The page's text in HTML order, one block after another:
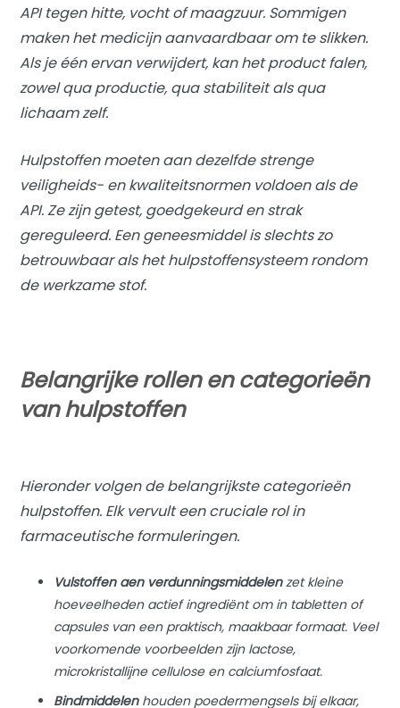
API tegen hitte, vocht of maagzuur. Sommigen
maken het medicijn aanvaardbaar om te slikken.
Als je één ervan verwijdert, kan het product falen,
zowel qua productie, qua stabiliteit als qua
lichaam zelf.
Hulpstoffen moeten aan dezelfde strenge
veiligheids- en kwaliteitsnormen voldoen als de
API. Ze zijn getest, goedgekeurd en strak
gereguleerd. Een geneesmiddel is slechts zo
betrouwbaar als het hulpstoffensysteem rondom
de werkzame stof.
Belangrijke rollen en categorieën
van hulpstoffen
Hieronder volgen de belangrijkste categorieën
hulpstoffen. Elk vervult een cruciale rol in
farmaceutische formuleringen.
Vulstoffen aen verdunningsmiddelenzet kleine
hoeveelheden actief ingrediënt om in tabletten of
capsules van een praktisch, maakbaar formaat. Veel
voorkomende voorbeelden zijn lactose,
microkristallijne cellulose en calciumfosfaat.
Bindmiddelenhouden poedermengsels bij elkaar,